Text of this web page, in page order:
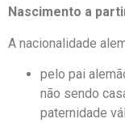
Nascimento a
A nacionalidade
pelo pai
não sendo
paternidade